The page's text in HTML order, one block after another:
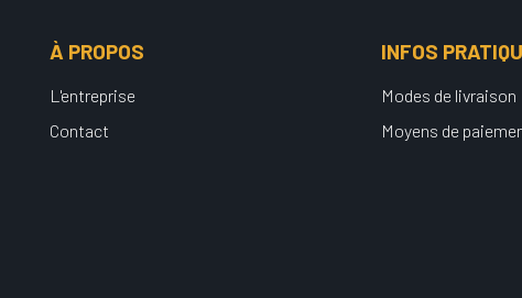
À PROPOS
L'entreprise
Contact
INFOS
Modes de livraison
Moyens de